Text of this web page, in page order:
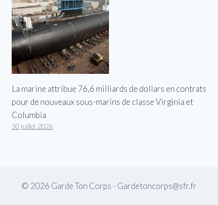
La marine attribue 76,6 milliards de dollars en contrats
pour de nouveaux sous-marins de classe Virginia et
Columbia
30 juillet 2026
© 2026 Garde Ton Corps - Gardetoncorps@sfr.fr